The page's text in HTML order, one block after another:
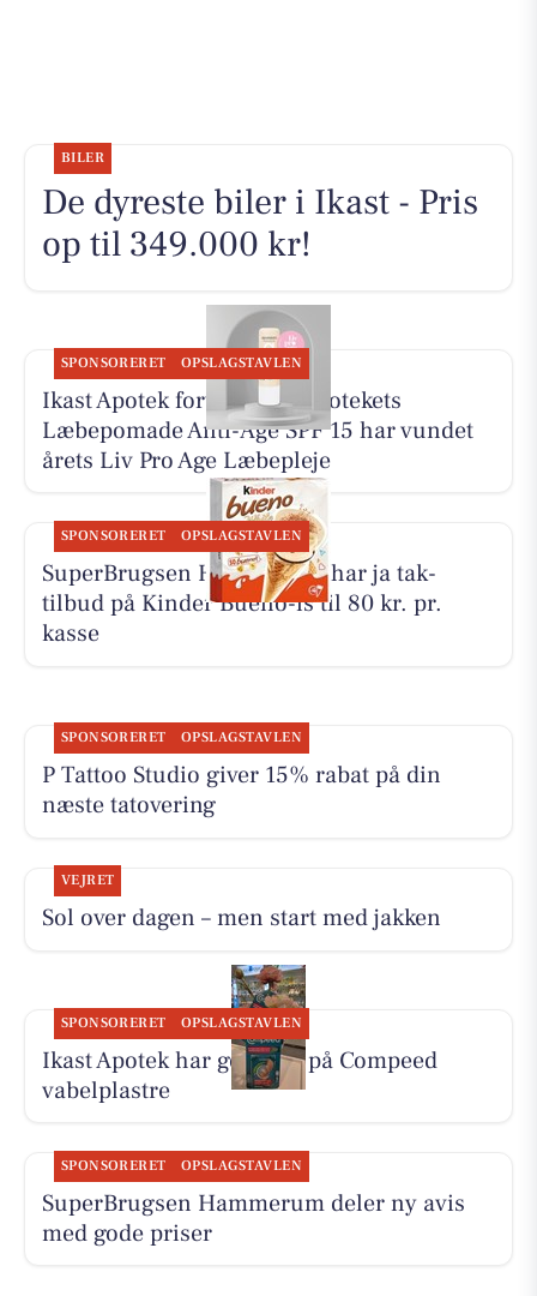
BILER
De dyreste biler i Ikast - Pris
op til 349.000 kr!
SPONSORERET OPSLAGSTAVLEN
Ikast Apotek fortæller, at Apotekets
Læbepomade Anti-Age SPF 15 har vundet
årets Liv Pro Age Læbepleje
SPONSORERET OPSLAGSTAVLEN
SuperBrugsen Hammerum har ja tak-
tilbud på Kinder Bueno-is til 80 kr. pr.
kasse
SPONSORERET OPSLAGSTAVLEN
P Tattoo Studio giver 15% rabat på din
næste tatovering
VEJRET
Sol over dagen – men start med jakken
SPONSORERET OPSLAGSTAVLEN
Ikast Apotek har god pris på Compeed
vabelplastre
SPONSORERET OPSLAGSTAVLEN
SuperBrugsen Hammerum deler ny avis
med gode priser